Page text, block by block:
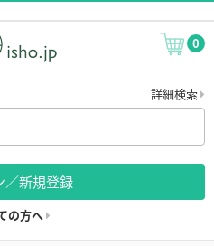
0
詳細検索
／新規登録
の方へ